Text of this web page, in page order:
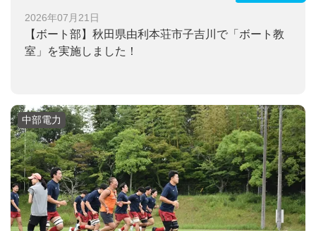
2026年07月21日
【ボート部】 秋田県由利本荘市子吉川で「ボート教
室」を実施しました！
中部電力